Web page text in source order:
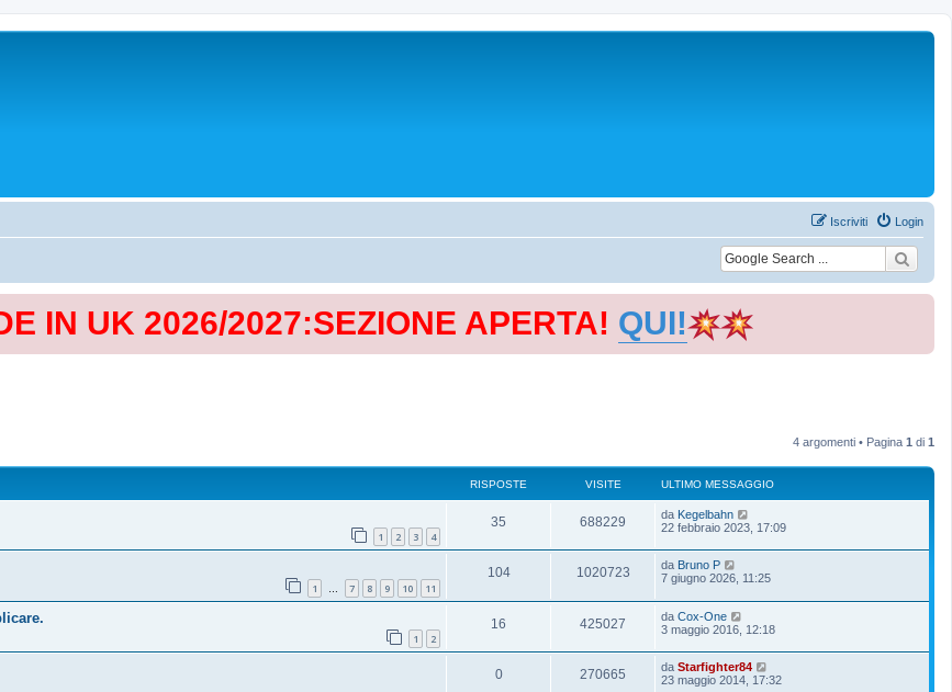
Login
Iscriviti
IN UK 2026/2027:SEZIONE APERTA! QUI!
4 argomenti • Pagina 1 di 1
RISPOSTE VISITE ULTIMO MESSAGGIO
1 2 3 4
35 688229 da Kegelbahn
22 febbraio 2023, 17:09
1 … 7 8 9 10 11
104 1020723 da Bruno P
7 giugno 2026, 11:25
1 2
16 425027 da Cox-One
3 maggio 2016, 12:18
0 270665 da Starfighter84
23 maggio 2014, 17:32